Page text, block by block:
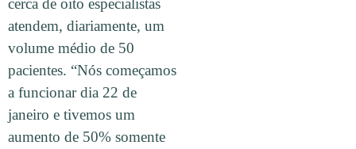
cerca de oito especialistas
atendem, diariamente, um
volume médio de 50
pacientes. “Nós começamos
a funcionar dia 22 de
janeiro e tivemos um
aumento de 50% somente